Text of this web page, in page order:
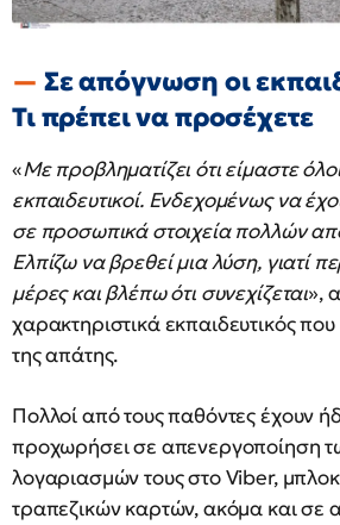
Σε απόγνωση οι
Τι πρέπει να προσέχετε
«Με προβληματίζει ότι είμαστε
εκπαιδευτικοί. Ενδεχομένως να
σε προσωπικά στοιχεία πολλών
Ελπίζω να βρεθεί μια λύση, γιατί
μέρες και βλέπω ότι συνεχίζεται»,
χαρακτηριστικά εκπαιδευτικός
της απάτης.
Πολλοί από τους παθόντες έχουν
προχωρήσει σε απενεργοποίηση
λογαριασμών τους στο Viber,
τραπεζικών καρτών, ακόμα και σε